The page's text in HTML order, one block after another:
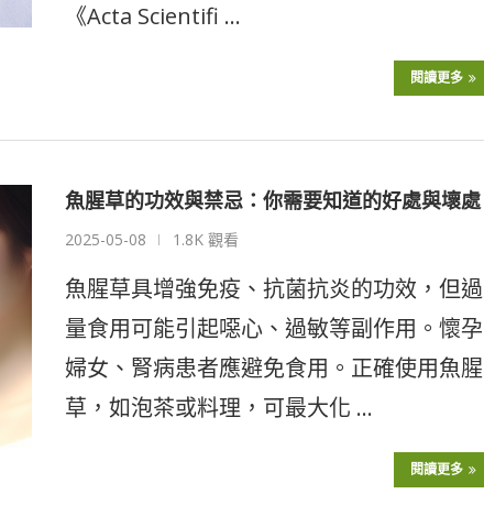
《Acta Scientifi …
閱讀更多
魚腥草的功效與禁忌：你需要知道的好處與壞處
2025-05-08 1.8K 觀看
魚腥草具增強免疫、抗菌抗炎的功效，但過
量食用可能引起噁心、過敏等副作用。懷孕
婦女、腎病患者應避免食用。正確使用魚腥
草，如泡茶或料理，可最大化 …
閱讀更多